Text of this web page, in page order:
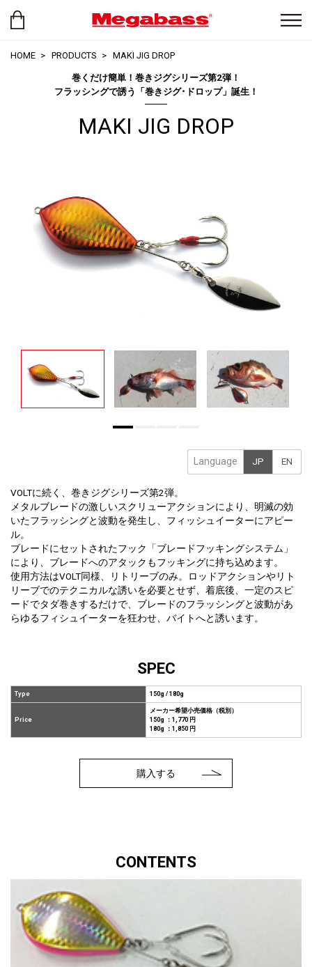
HOME PRODUCTS MAKI JIG DROP
巻くだけ簡単！巻きジグシリーズ第2弾！
フラッシングで誘う「巻きジグ･ドロップ」誕生！
MAKI JIG DROP
Language JP EN
VOLTに続く、巻きジグシリーズ第2弾。
メタルブレードの激しいスクリューアクションにより、明滅の効
いたフラッシングと波動を発生し、フィッシュイーターにアピー
ル。
ブレードにセットされたフック「ブレードフッキングシステム」
により、ブレードへのアタックもフッキングに持ち込めます。
使用方法はVOLT同様、リトリーブのみ。ロッドアクションやリト
リーブでのテクニカルな誘いを必要とせず、着底後、一定のスピ
ードでタダ巻きするだけで、ブレードのフラッシングと波動があ
らゆるフィシュイーターを狂わせ、バイトへと誘います。
SPEC
Type 150g / 180g
Price
メーカー希望小売価格（税別）
150g ：1,770 円
180g ：1,850 円
購入する
CONTENTS